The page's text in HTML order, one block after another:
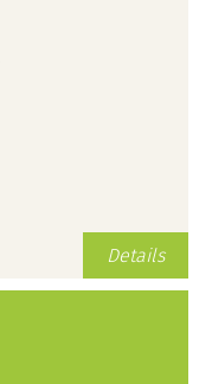
Details